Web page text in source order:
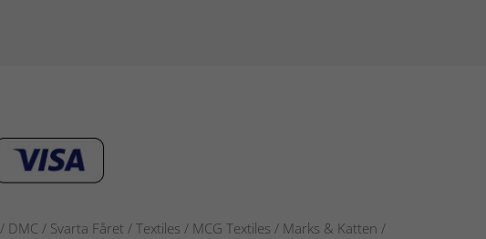
DMC / Svarta Fåret / Textiles / MCG Textiles / Marks & Katten /